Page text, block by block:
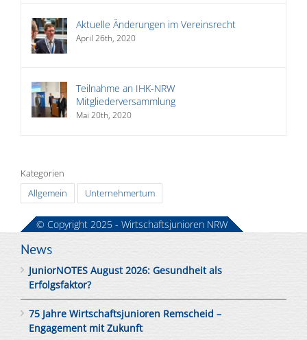
Aktuelle Änderungen im Vereinsrecht
April 26th, 2020
Teilnahme an IHK-NRW
Mitgliederversammlung
Mai 20th, 2020
Kategorien
Allgemein Unternehmertum
News
JuniorNOTES August 2026: Gesundheit als
Erfolgsfaktor?
75 Jahre Wirtschaftsjunioren Remscheid –
Engagement mit Zukunft
© Copyright 2025 - Wirtschaftsjunioren NRW